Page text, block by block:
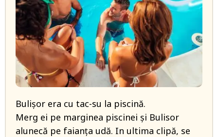
Bulișor era cu tac-su la piscină.
Merg ei pe marginea piscinei și Bulisor
alunecă pe faianța udă. In ultima clipă, se